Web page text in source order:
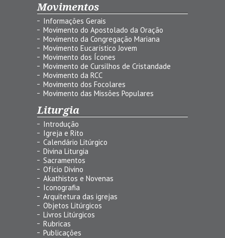
Movimentos
Informações Gerais
Movimento do Apostolado da Oração
Movimento da Congregação Mariana
Movimento Eucarístico Jovem
Movimento dos Ícones
Movimento de Cursilhos de Cristandade
Movimento da RCC
Movimento dos Focolares
Movimento das Missões Populares
Liturgia
Introdução
Igreja e Rito
Calendário Litúrgico
Divina Liturgia
Sacramentos
Ofício Divino
Akathistos e Novenas
Iconografia
Arquitetura das igrejas
Objetos Litúrgicos
Livros Litúrgicos
Rubricas
Publicações